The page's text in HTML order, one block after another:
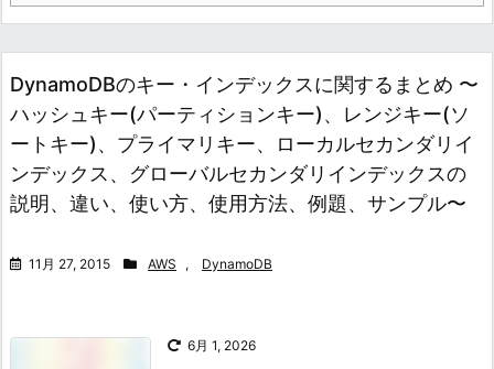
DynamoDBのキー・インデックスに関するまとめ 〜
ハッシュキー(パーティションキー)、レンジキー(ソ
ートキー)、プライマリキー、ローカルセカンダリイ
ンデックス、グローバルセカンダリインデックスの
説明、違い、使い方、使用方法、例題、サンプル〜
11月 27, 2015 AWS , DynamoDB
6月 1, 2026